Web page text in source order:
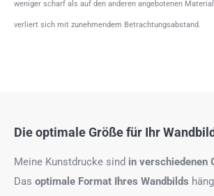
weniger scharf als auf den anderen angebotenen
verliert sich mit zunehmendem Betrachtungsabstand.
Die optimale Größe für Ihr Wandbild
Meine Kunstdrucke sind in verschiedenen
Das optimale Format Ihres Wandbilds